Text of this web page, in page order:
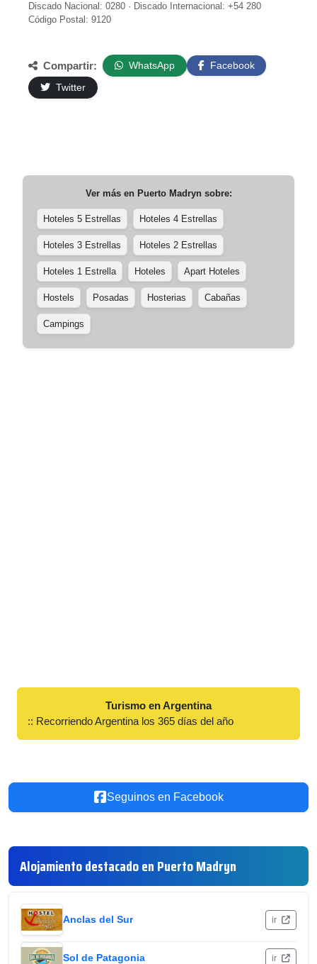
Discado Nacional: 0280 · Discado Internacional: +54 280
Código Postal: 9120
Compartir: WhatsApp
Facebook
Twitter
Ver más en Puerto Madrynsobre:
Hoteles 5 Estrellas Hoteles 4 Estrellas
Hoteles 3 Estrellas Hoteles 2 Estrellas
Hoteles 1 Estrella Hoteles Apart Hoteles
Hostels Posadas Hosterias Cabañas
Campings
Turismo en Argentina
:: Recorriendo Argentina los 365 días del año
Seguinos en Facebook
Alojamiento destacado en Puerto Madryn
Anclas del Sur ir
Sol de Patagonia ir